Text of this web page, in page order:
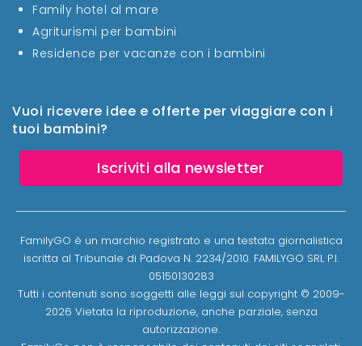
Vuoi ricevere idee e offerte per viaggiare con i
tuoi bambini?
Iscriviti alla newsletter
Family hotel al mare
Agriturismi per bambini
Residence per vacanze con i bambini
FamilyGO è un marchio registrato e una testata giornalistica
iscritta al Tribunale di Padova N. 2234/2010. FAMILYGO SRL P.I.
05150130283
Tutti i contenuti sono soggetti alle leggi sul copyright © 2009-
2026 Vietata la riproduzione, anche parziale, senza
autorizzazione.